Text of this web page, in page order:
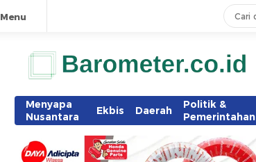
Menu
www.barometer.co.id
Berita Terkini di Sulawesi Utara
Menyapa
Nusantara
Ekbis Daerah
Politik &
Pemerintahan